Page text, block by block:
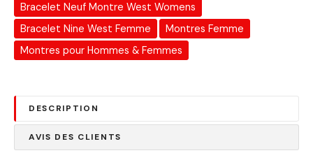
Bracelet Neuf Montre West Womens
Bracelet Nine West Femme
Montres Femme
Montres pour Hommes & Femmes
DESCRIPTION
AVIS DES CLIENTS